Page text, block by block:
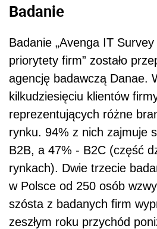
Badanie
Badanie „Avenga IT
priorytety firm” zostało
agencję badawczą Danae.
kilkudziesięciu klientów
reprezentujących różne
rynku. 94% z nich zajmuje
B2B, a 47% - B2C (część
rynkach). Dwie trzecie
w Polsce od 250 osób
szósta z badanych firm
zeszłym roku przychód